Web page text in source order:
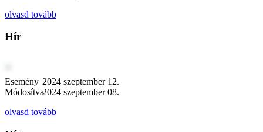
olvasd tovább
Hír
Esemény 2024 szeptember 12.
Módosítva2024 szeptember 08.
olvasd tovább